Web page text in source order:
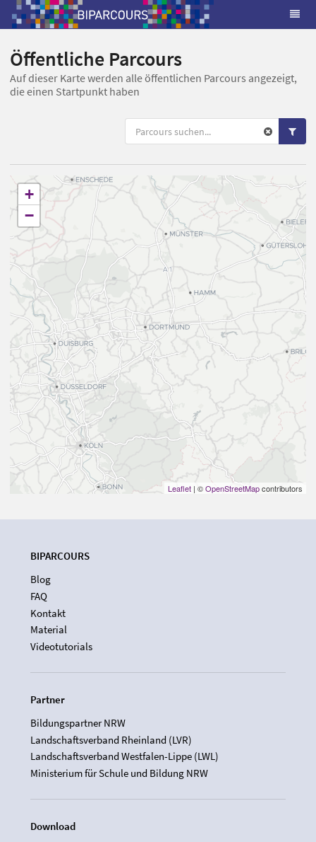
Öffentliche Parcours
Auf dieser Karte werden alle öffentlichen Parcours angezeigt,
die einen Startpunkt haben
+
−
Leaflet | ©OpenStreetMapcontributors
BIPARCOURS
Blog
FAQ
Kontakt
Material
Videotutorials
Partner
Bildungspartner NRW
Landschaftsverband Rheinland (LVR)
Landschaftsverband Westfalen-Lippe (LWL)
Ministerium für Schule und Bildung NRW
Download